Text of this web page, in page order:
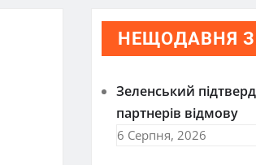
НЕЩОДАВНЯ
Зеленський
партнерів відмову
6 Серпня, 2026